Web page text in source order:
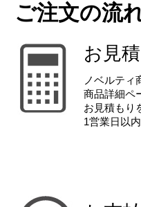
ご注文の流
お見
ノベルティ
商品詳細ペ
お見積もり
1営業日以